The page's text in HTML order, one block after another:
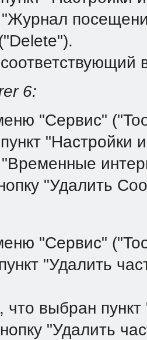
6:
"Сервис"
"Настройки
"Удалить
"Сервис"
"Удалить
что выбран
"Удалить